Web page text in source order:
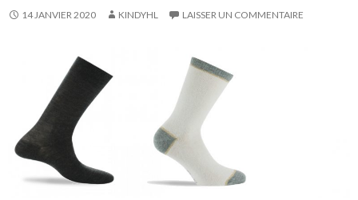
14 JANVIER 2020 KINDYHL LAISSER UN COMMENTAIRE